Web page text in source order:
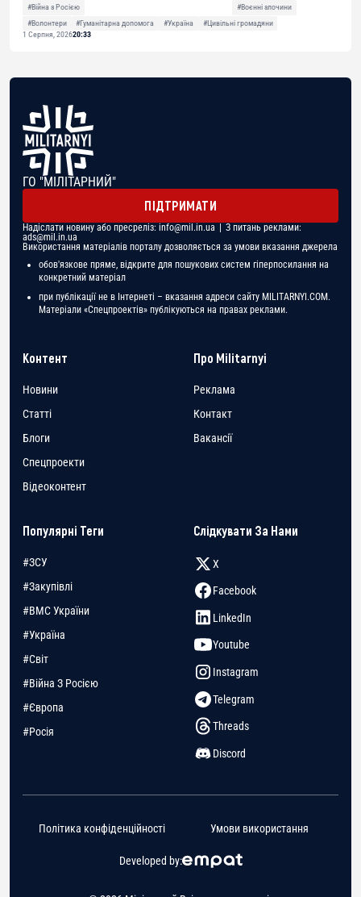
#Війна з Росією
#Воєнні злочини
#Волонтери
#Гуманітарна допомога #Україна
#Цивільні громадяни
1 Серпня, 202620:33
ГО "МІЛІТАРНИЙ"
ПІДТРИМАТИ
Надіслати новину або пресреліз: info@mil.in.ua | З питань реклами:
ads@mil.in.ua
Використання матеріалів порталу дозволяється за умови вказання джерела
обов'язкове пряме, відкрите для пошукових систем гіперпосилання на
конкретний матеріал
при публікації не в Інтернеті – вказання адреси сайту MILITARNYI.COM.
Матеріали «Спецпроектів» публікуються на правах реклами.
Контент
Новини
Статті
Блоги
Спецпроекти
Відеоконтент
Про Militarnyi
Реклама
Контакт
Вакансії
Популярні Теги
#ЗСУ
#Закупівлі
#ВМС України
#Україна
#Світ
#Війна З Росією
#Європа
#Росія
Слідкувати За Нами
X
Facebook
LinkedIn
Youtube
Instagram
Telegram
Threads
Discord
Developed by:
Політика конфіденційності Умови використання